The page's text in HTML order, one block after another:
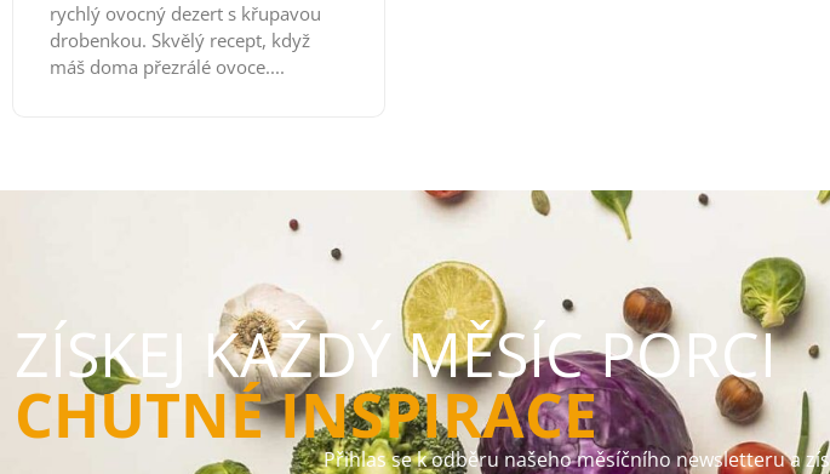
rychlý ovocný dezert s křupavou
drobenkou. Skvělý recept, když
máš doma přezrálé ovoce....
ZÍSKEJ KAŽDÝ MĚSÍC PORCI
CHUTNÉ INSPIRACE
Přihlas se k odběru našeho měsíčního newsletteru a